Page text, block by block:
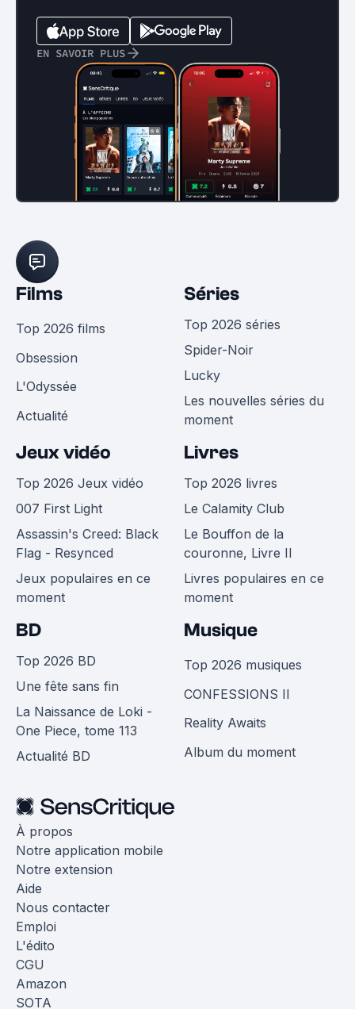
EN SAVOIR PLUS
Films
Top 2026 films
Obsession
L'Odyssée
Actualité
Séries
Top 2026 séries
Spider-Noir
Lucky
Les nouvelles séries du
moment
Jeux vidéo
Top 2026 Jeux vidéo
007 First Light
Assassin's Creed: Black
Flag - Resynced
Jeux populaires en ce
moment
Livres
Top 2026 livres
Le Calamity Club
Le Bouffon de la
couronne, Livre II
Livres populaires en ce
moment
BD
Top 2026 BD
Une fête sans fin
La Naissance de Loki -
One Piece, tome 113
Actualité BD
Musique
Top 2026 musiques
CONFESSIONS II
Reality Awaits
Album du moment
À propos
Notre application mobile
Notre extension
Aide
Nous contacter
Emploi
L'édito
CGU
Amazon
SOTA